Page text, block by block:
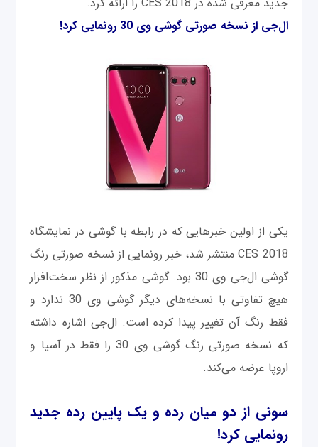
ال‌جی از نسخه صورتی گوشی وی 30 رونمایی کرد!
یکی از اولین خبرهایی که در رابطه با گوشی در نمایشگاه
CES 2018 منتشر شد، خبر رونمایی از نسخه صورتی رنگ
گوشی ال‌جی وی 30 بود. گوشی مذکور از نظر سخت‌افزار
هیچ تفاوتی با نسخه‌های دیگر گوشی وی 30 ندارد و
فقط رنگ آن تغییر پیدا کرده است. ال‌جی اشاره داشته
که نسخه صورتی رنگ گوشی وی 30 را فقط در آسیا و
اروپا عرضه می‌کند.
سونی از دو میان رده و یک پایین رده جدید
رونمایی کرد!